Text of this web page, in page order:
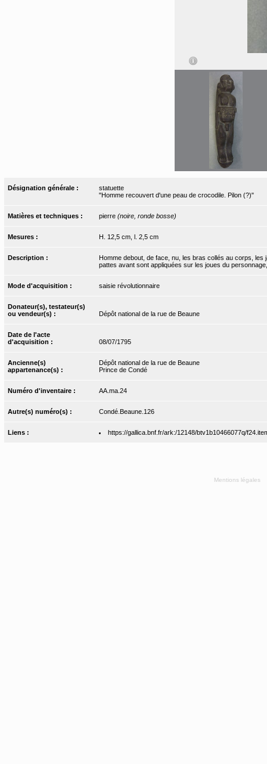
Désignation générale :
statuette
"Homme recouvert d'une peau de crocodile. Pilon (?)"
Matières et techniques : pierre (noire, ronde bosse)
Mesures : H. 12,5 cm, l. 2,5 cm
Description :
Homme debout, de face, nu, les bras collés au corps,
pattes avant sont appliquées sur les joues du
Mode d'acquisition : saisie révolutionnaire
Donateur(s), testateur(s)
ou vendeur(s) :
Dépôt national de la rue de Beaune
Date de l'acte
d'acquisition :
08/07/1795
Ancienne(s)
appartenance(s) :
Dépôt national de la rue de Beaune
Prince de Condé
Numéro d'inventaire : AA.ma.24
Autre(s) numéro(s) : Condé.Beaune.126
Liens : https://gallica.bnf.fr/ark:/12148/btv1b10466077q/
Mentions légales